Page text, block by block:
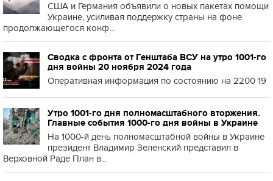
США и Германия объявили о новых пакетах помощи
Украине, усиливая поддержку страны на фоне
продолжающегося конф...
Сводка с фронта от Генштаба ВСУ на утро 1001-го
дня войны 20 ноября 2024 года
Оперативная информация по состоянию на 2200 19
Утро 1001-го дня полномасштабного вторжения.
Главные события 1000-го дня войны в Украине
На 1000-й день полномасштабной войны в Украине
президент Владимир Зеленский представил в
Верховной Раде План в...